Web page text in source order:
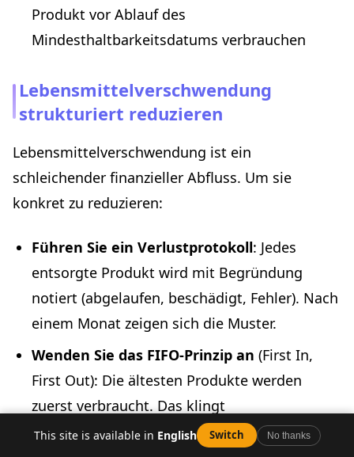
Produkt vor Ablauf des
Mindesthaltbarkeitsdatums verbrauchen
Lebensmittelverschwendung
strukturiert reduzieren
Lebensmittelverschwendung ist ein
schleichender finanzieller Abfluss. Um sie
konkret zu reduzieren:
Führen Sie ein Verlustprotokoll: Jedes
entsorgte Produkt wird mit Begründung
notiert (abgelaufen, beschädigt, Fehler). Nach
einem Monat zeigen sich die Muster.
Wenden Sie das FIFO-Prinzip an (First In,
First Out): Die ältesten Produkte werden
zuerst verbraucht. Das klingt
selbstverständlich — aber wie viele
This site is available in English Switch No thanks